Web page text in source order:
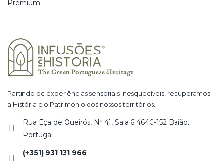
Partindo de experiências sensoriais inesquecíveis, recuperamos
a História e o Património dos nossos territórios.
Rua Eça de Queirós, Nº 41, Sala 6 4640-152 Baião,
Portugal
(+351) 931 131 966